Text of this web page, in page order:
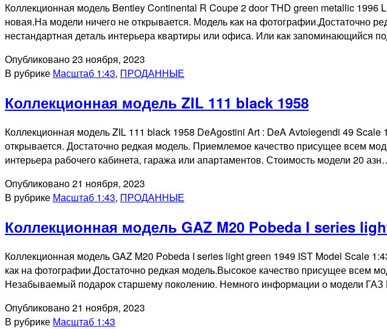
Коллекционная модель Bentley Continental R Coupe 2 door THD green metallic
новая.На модели ничего не открывается. Модель как на фотографии.Достаточно
нестандартная деталь интерьера квартиры или офиса. Или как запоминающийся
Опубликовано23 ноября, 2023
В рубрике Масштаб 1:43, ПРОДАННЫЕ
Коллекционная модель ZIL 111 black 1958
Коллекционная модель ZIL 111 black 1958 DeAgostini Art : DeA Avtolegendi 49
открывается. Достаточно редкая модель. Приемлемое качество присущее всем
интерьера рабочего кабинета, гаража или апартаментов. Стоимость модели 20
Опубликовано21 ноября, 2023
В рубрике Масштаб 1:43, ПРОДАННЫЕ
Коллекционная модель GAZ M20 Pobeda I series
Коллекционная модель GAZ M20 Pobeda I series light green 1949 IST Model Scale
как на фотографии.Достаточно редкая модель.Высокое качество присущее всем
Незабываемый подарок старшему поколению. Немного информации о модели
Опубликовано21 ноября, 2023
В рубрике Масштаб 1:43